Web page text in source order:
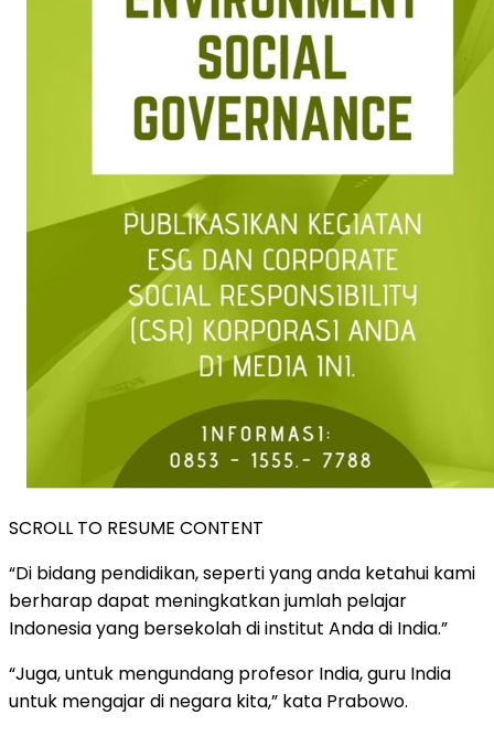
SCROLL TO RESUME CONTENT
“Di bidang pendidikan, seperti yang anda ketahui kami
berharap dapat meningkatkan jumlah pelajar
Indonesia yang bersekolah di institut Anda di India.”
“Juga, untuk mengundang profesor India, guru India
untuk mengajar di negara kita,” kata Prabowo.